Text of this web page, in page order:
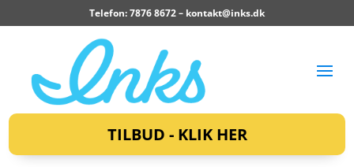
Telefon: 7876 8672 – kontakt@inks.dk
TILBUD - KLIK HER